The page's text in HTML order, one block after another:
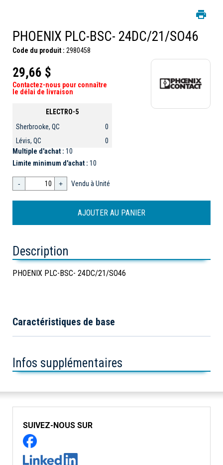
PHOENIX PLC-BSC- 24DC/21/SO46
Code du produit : 2980458
29,66 $
Contactez-nous pour connaître
le délai de livraison
ELECTRO-5
Sherbrooke, QC
0
Lévis, QC
0
Multiple d'achat : 10
Limite minimum d'achat : 10
- + Vendu à Unité
Description
PHOENIX PLC-BSC- 24DC/21/SO46
Caractéristiques de base
Infos supplémentaires
SUIVEZ-NOUS SUR